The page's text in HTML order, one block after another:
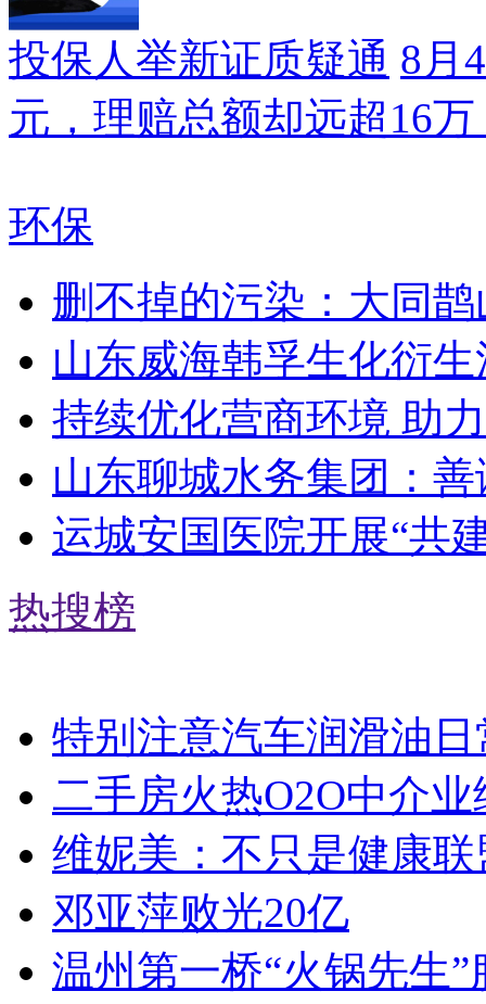
投保人举新证质疑通 8月
元，理赔总额却远超16
环保
删不掉的污染：大同
山东威海韩孚生化衍
持续优化营商环境 助
山东聊城水务集团：
运城安国医院开展“共
热搜榜
特别注意汽车润滑油
二手房火热O2O中介
维妮美：不只是健康
邓亚萍败光20亿
温州第一桥“火锅先生